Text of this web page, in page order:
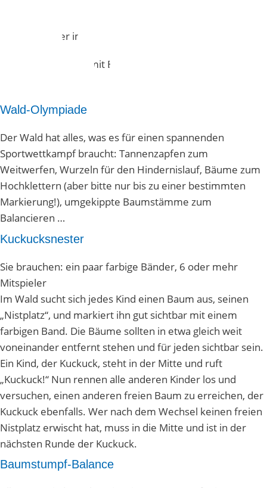
Wald-Olympiade
Der Wald hat alles, was es für einen spannenden
Sportwettkampf braucht: Tannenzapfen zum
Weitwerfen, Wurzeln für den Hindernislauf, Bäume zum
Hochklettern (aber bitte nur bis zu einer bestimmten
Markierung!), umgekippte Baumstämme zum
Balancieren …
Kuckucksnester
Sie brauchen: ein paar farbige Bänder, 6 oder mehr
Mitspieler
Im Wald sucht sich jedes Kind einen Baum aus, seinen
„Nistplatz“, und markiert ihn gut sichtbar mit einem
farbigen Band. Die Bäume sollten in etwa gleich weit
voneinander entfernt stehen und für jeden sichtbar sein.
Ein Kind, der Kuckuck, steht in der Mitte und ruft
„Kuckuck!“ Nun rennen alle anderen Kinder los und
versuchen, einen anderen freien Baum zu erreichen, der
Kuckuck ebenfalls. Wer nach dem Wechsel keinen freien
Nistplatz erwischt hat, muss in die Mitte und ist in der
nächsten Runde der Kuckuck.
Baumstumpf-Balance